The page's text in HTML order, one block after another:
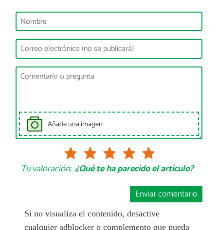
Añade una imagen
Tu valoración: ¿Qué te ha parecido el artículo?
Enviar comentario
Si no visualiza el contenido, desactive
cualquier adblocker o complemento que pueda